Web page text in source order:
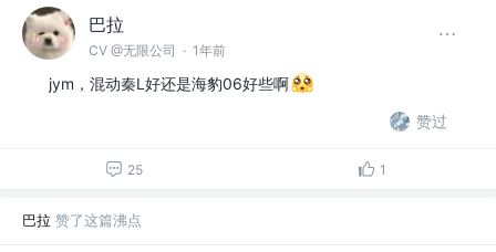
巴拉
CV @无限公司 · 1年前
jym，混动秦L好还是海豹06好些啊
赞过
25 1
巴拉 赞了这篇沸点